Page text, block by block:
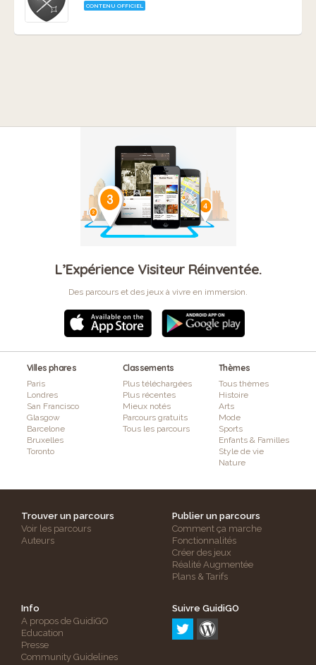
CONTENU OFFICIEL
L’Expérience Visiteur Réinventée.
Des parcours et des jeux à vivre en immersion.
Villes phares
Paris
Londres
San Francisco
Glasgow
Barcelone
Bruxelles
Toronto
Classements
Plus téléchargées
Plus récentes
Mieux notés
Parcours gratuits
Tous les parcours
Thèmes
Tous thèmes
Histoire
Arts
Mode
Sports
Enfants & Familles
Style de vie
Nature
Trouver un parcours
Voir les parcours
Auteurs
Publier un parcours
Comment ça marche
Fonctionnalités
Créer des jeux
Réalité Augmentée
Plans & Tarifs
Info
A propos de GuidiGO
Education
Presse
Community Guidelines
Suivre GuidiGO